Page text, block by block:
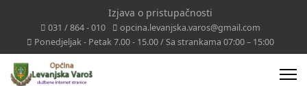
Izjava o pristupačnosti
031 / 864 - 010
opcina.levanjska.varos@gmail.com
Ponedjeljak - Petak 7.00 - 15.00 / Sa strankama 07:00 – 15:00